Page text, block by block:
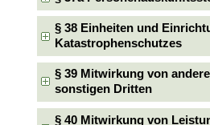
§ 38 Einheiten und
Katastrophenschutzes
§ 39 Mitwirkung von
sonstigen Dritten
§ 40 Mitwirkung von